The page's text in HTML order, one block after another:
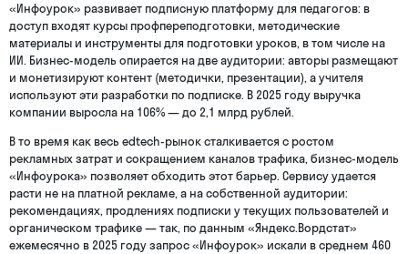
«Инфоурок» развивает подписную платформу для педагогов: в
доступ входят курсы профпереподготовки, методические
материалы и инструменты для подготовки уроков, в том числе на
ИИ. Бизнес-модель опирается на две аудитории: авторы размещают
и монетизируют контент (методички, презентации), а учителя
используют эти разработки по подписке. В 2025 году выручка
компании выросла на 106% — до 2,1 млрд рублей.
В то время как весь edtech-рынок сталкивается с ростом
рекламных затрат и сокращением каналов трафика, бизнес-модель
«Инфоурока» позволяет обходить этот барьер. Сервису удается
расти не на платной рекламе, а на собственной аудитории:
рекомендациях, продлениях подписки у текущих пользователей и
органическом трафике — так, по данным «Яндекс.Вордстат»
ежемесячно в 2025 году запрос «Инфоурок» искали в среднем 460